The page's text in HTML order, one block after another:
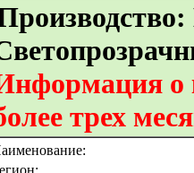
о
трех